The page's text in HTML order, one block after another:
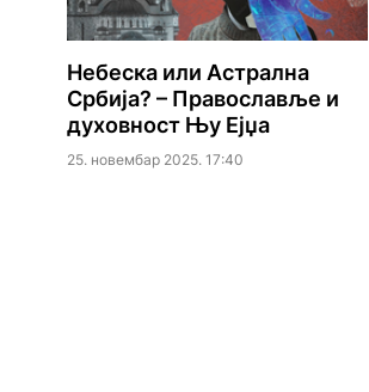
Небеска или Астрална
Србија? – Православље и
духовност Њу Ејџа
25. новембар 2025. 17:40